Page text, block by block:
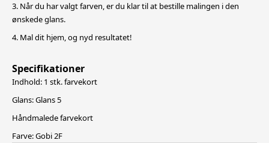
3. Når du har valgt farven, er du klar til at bestille malingen i den
ønskede glans.
4. Mal dit hjem, og nyd resultatet!
Specifikationer
Indhold: 1 stk. farvekort
Glans: Glans 5
Håndmalede farvekort
Farve: Gobi 2F